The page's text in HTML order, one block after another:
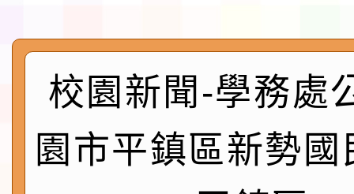
實施要點各1份
115年食農教育專業人
程
函轉國家通訊傳播委員
速演練執行計畫」
「115年金融知識線上
法」
本校115學年度第1學
校園新聞-學務處
園市平鎮區新勢